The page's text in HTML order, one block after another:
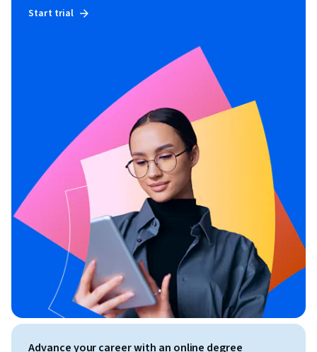
Start trial
Advance your career with an online degree